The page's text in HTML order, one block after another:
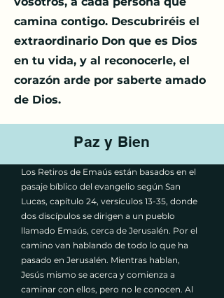
camina contigo. Descubriréis el
extraordinario Don que es Dios
en tu vida, y al reconocerle, el
corazón arde por saberte amado
de Dios.
Paz y Bien
Los Retiros de Emaús están basados en el
pasaje bíblico del evangelio según San
Lucas, capítulo 24, versículos 13-35, donde
dos discípulos se dirigen a un pueblo
llamado Emaús, cerca de Jerusalén. Por el
camino van hablando de todo lo que ha
pasado en Jerusalén. Mientras hablan,
Jesús mismo se acerca y comienza a
caminar con ellos, pero no le conocen. Al